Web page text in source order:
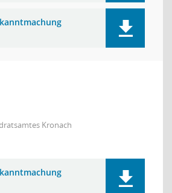
Kronach